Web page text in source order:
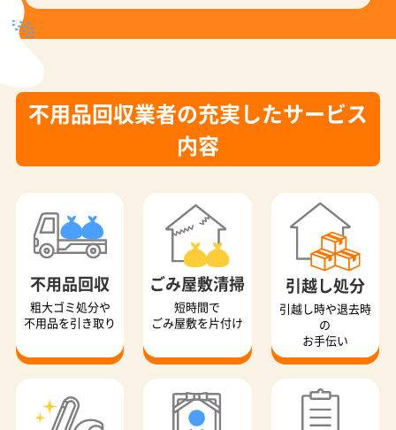
不用品回収業者の充実したサービス
内容
不用品回収
粗大ゴミ処分や
不用品を引き取り
ごみ屋敷清掃
短時間で
ごみ屋敷を片付け
引越し処分
引越し時や退去時
の
お手伝い